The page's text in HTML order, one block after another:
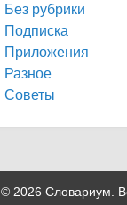
Без рубрики
Подписка
Приложения
Разное
Советы
© 2026 Словариум.